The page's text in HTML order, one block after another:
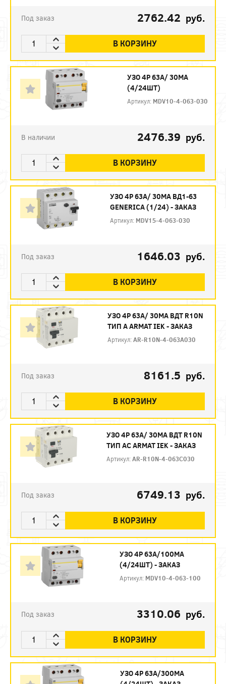
Под заказ 2762.42 руб.
В КОРЗИНУ
УЗО 4P 63А/ 30МА
(4/24ШТ)
Артикул: MDV10-4-063-030
В наличии 2476.39 руб.
В КОРЗИНУ
УЗО 4P 63А/ 30МА ВД1-63
GENERICA (1/24) - ЗАКАЗ
Артикул: MDV15-4-063-030
Под заказ 1646.03 руб.
В КОРЗИНУ
УЗО 4P 63А/ 30МА ВДТ R10N
ТИП А ARMAT IEK - ЗАКАЗ
Артикул:AR-R10N-4-063A030
Под заказ 8161.5 руб.
В КОРЗИНУ
УЗО 4P 63А/ 30МА ВДТ R10N
ТИП АC ARMAT IEK - ЗАКАЗ
Артикул:AR-R10N-4-063C030
Под заказ 6749.13 руб.
В КОРЗИНУ
УЗО 4P 63А/100МА
(4/24ШТ) - ЗАКАЗ
Артикул: MDV10-4-063-100
Под заказ 3310.06 руб.
В КОРЗИНУ
УЗО 4P 63А/300МА